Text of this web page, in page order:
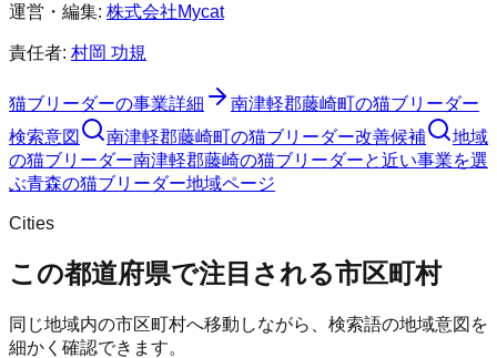
運営・編集: 株式会社Mycat
責任者: 村岡 功規
猫ブリーダーの事業詳細 南津軽郡藤崎町の猫ブリーダー
検索意図
南津軽郡藤崎町の猫ブリーダー改善候補
地域
の猫ブリーダー南津軽郡藤崎の猫ブリーダーと近い事業を選
ぶ青森の猫ブリーダー地域ページ
Cities
この都道府県で注目される市区町村
同じ地域内の市区町村へ移動しながら、検索語の地域意図を
細かく確認できます。